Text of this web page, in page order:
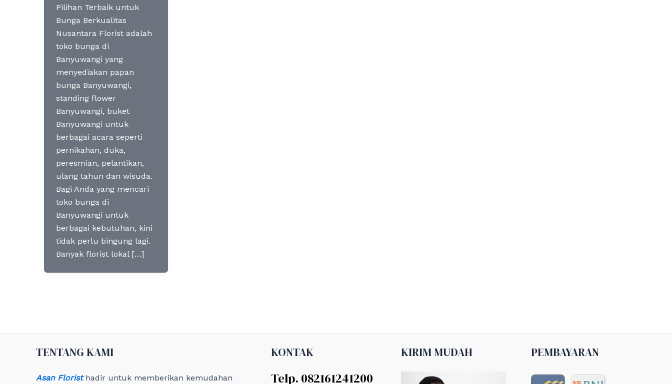
Pilihan Terbaik untuk
Bunga Berkualitas
Nusantara Florist adalah
toko bunga di
Banyuwangi yang
menyediakan papan
bunga Banyuwangi,
standing flower
Banyuwangi, buket
Banyuwangi untuk
berbagai acara seperti
pernikahan, duka,
peresmian, pelantikan,
ulang tahun dan wisuda.
Bagi Anda yang mencari
toko bunga di
Banyuwangi untuk
berbagai kebutuhan, kini
tidak perlu bingung lagi.
Banyak florist lokal […]
TENTANG KAMI
Asan Floristhadir untuk memberikan kemudahan
KONTAK
Telp. 082161241200
KIRIM MUDAH PEMBAYARAN